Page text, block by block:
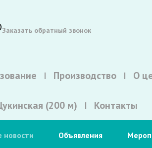
Заказать обратный звонок
Производство О
(200 м) Контакты
Объявления